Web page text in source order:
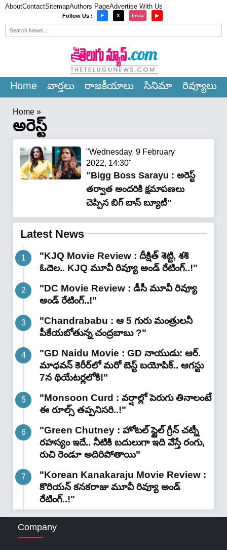
AboutContactSitemapAuthors PageAdvertise With Us
Follow Us : F X Insta ▶
Home వార్త‌లు రాజ‌కీయాలు సినిమా రివ్యూలు
Home »
అరెస్ట్
"Wednesday, 9 February
2022, 14:30"
"Bigg Boss Sarayu : అరెస్ట్
త‌ర్వాత అంద‌రికి క్ష‌మాప‌ణ‌లు
చెప్పిన బిగ్ బాస్ బ్యూటీ"
Latest News
"KJQ Movie Review : దీక్షిత్ శెట్టి, శశి
ఓదెల.. KJQ మూవీ రివ్యూ అండ్ రేటింగ్‌..!"
"DC Movie Review : డీసీ మూవీ రివ్యూ
అండ్ రేటింగ్‌..!"
"Chandrababu : ఆ 5 గురు మంత్రులనీ
పీకేయబోతున్న చంద్రబాబు ?"
"GD Naidu Movie : GD నాయుడు: ఆర్.
మాధవన్‌ కెరీర్‌లో మరో బెస్ట్ బయోపిక్.. ఆగస్టు
7న థియేటర్లలోకి!"
"Monsoon Curd : వర్షాల్లో పెరుగు తినాలంటే
ఈ రూల్స్ తప్పనిసరి..!"
"Green Chutney : హోటల్ స్టైల్ గ్రీన్ చట్నీ
రహస్యం ఇదే.. నీటికి బదులుగా ఇది వేస్తే రంగు,
రుచి రెండూ అదిరిపోతాయి"
"Korean Kanakaraju Movie Review :
కొరియన్ కనకరాజు మూవీ రివ్యూ అండ్
రేటింగ్‌..!"
Company